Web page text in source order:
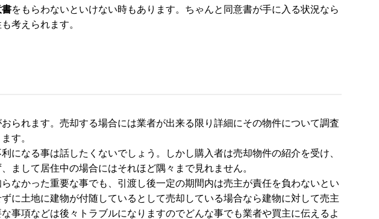
をもらわないといけない時もあります。ちゃんと同意書が手に入る状況なら
考えられます。
られます。売却する場合には業者が出来る限り詳細にその物件について調査
す。
なる事は話したくないでしょう。しかし購入者は売却物件の紹介を受け、
まして居住中の場合にはそれほど隅々まで見れません。
なかった重要な事でも、引渡し後一定の期間内は売主が責任を負わないとい
に土地に建物が付随しているとして売却している場合なら建物に対して売主
事項などは後々トラブルになりますのでどんな事でも業者や買主に伝えるよ